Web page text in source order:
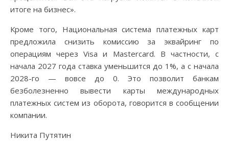
итоге на бизнес».
Кроме того, Национальная система платежных карт
предложила снизить комиссию за эквайринг по
операциям через Visa и Mastercard. В частности, с
начала 2027 года ставка уменьшится до 1%, а с начала
2028-го — вовсе до 0. Это позволит банкам
безболезненно вывести карты международных
платежных систем из оборота, говорится в сообщении
компании.
Никита Путятин